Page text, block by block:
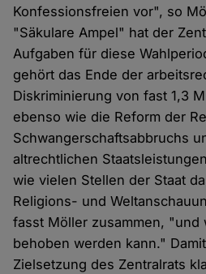
Konfessionsfreien vor", so
"Säkulare Ampel" hat der
Aufgaben für diese
gehört das Ende der
Diskriminierung von fast 1,3
ebenso wie die Reform der
Schwangerschaftsabbruchs
altrechtlichen
wie vielen Stellen der Staat
Religions- und
fasst Möller zusammen, "und
behoben werden kann."
Zielsetzung des Zentralrats